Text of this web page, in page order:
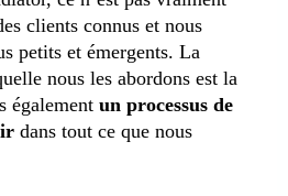
clients connus et nous
petits et émergents. La
nous les abordons est la
également un processus de
dans tout ce que nous